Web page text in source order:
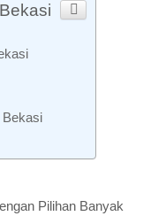
Bekasi
Pilihan Banyak